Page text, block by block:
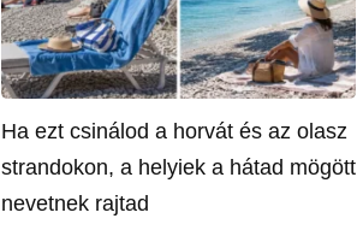
Ha ezt csinálod a horvát és az olasz
strandokon, a helyiek a hátad mögött
nevetnek rajtad